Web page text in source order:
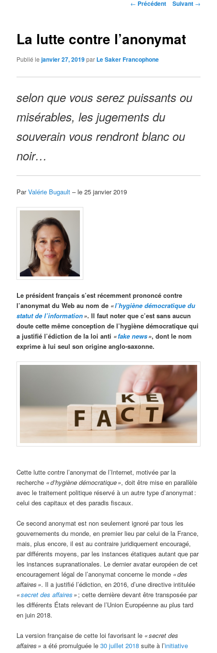
Navigation
← Précédent Suivant →
La lutte contre l’anonymat
Publié lejanvier 27, 2019par Le Saker Francophone
selon que vous serez puissants ou
misérables, les jugements du
souverain vous rendront blanc ou
noir…
ParValérie Bugault – le 25 janvier 2019
Le président français s’est récemment prononcé contre
l’anonymat du Web au nom de «l’hygiène démocratique du
statut de l’information». Il faut noter que c’est sans aucun
doute cette même conception de l’hygiène démocratique qui
a justifié l’édiction de la loi anti «fake news», dont le nom
exprime à lui seul son origine anglo-saxonne.
Cette lutte contre l’anonymat de l’Internet, motivée par la
recherche « d’hygiène démocratique », doit être mise en parallèle
avec le traitement politique réservé à un autre type d’anonymat :
celui des capitaux et des paradis fiscaux.
Ce second anonymat est non seulement ignoré par tous les
gouvernements du monde, en premier lieu par celui de la France,
mais, plus encore, il est au contraire juridiquement encouragé,
par différents moyens, par les instances étatiques autant que par
les instances supranationales. Le dernier avatar européen de cet
encouragement légal de l’anonymat concerne le monde « des
affaires ». Il a justifié l’édiction, en 2016, d’une directive intitulée
«secret des affaires » ; cette dernière devant être transposée par
les différents États relevant de l’Union Européenne au plus tard
en juin 2018.
La version française de cette loi favorisant le « secret des
affaires » a été promulguée le30 juillet 2018 suite à l’initiative